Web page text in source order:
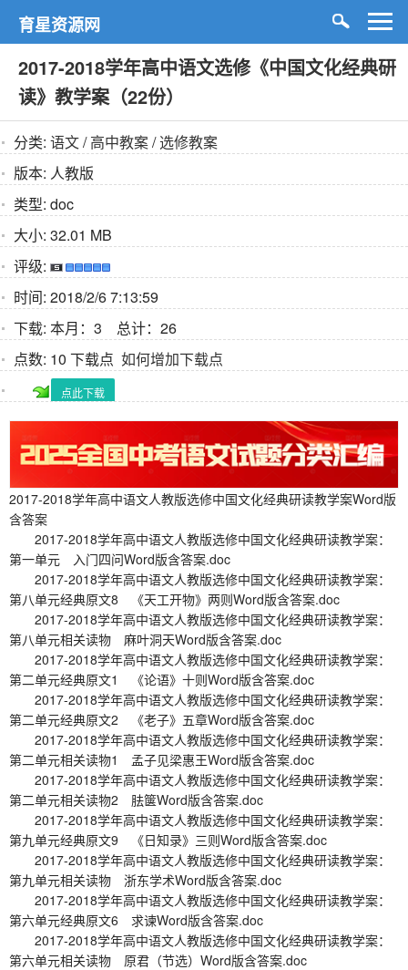
育星资源网
2017-2018学年高中语文选修《中国文化经典研
读》教学案（22份）
分类: 语文/高中教案/选修教案
版本: 人教版
类型: doc
大小: 32.01 MB
评级:
时间: 2018/2/6 7:13:59
下载: 本月：3 总计：26
点数: 10 下载点 如何增加下载点
点此下载
2017-2018学年高中语文人教版选修中国文化经典研读教学案Word版
含答案
2017-2018学年高中语文人教版选修中国文化经典研读教学案：
第一单元 入门四问Word版含答案.doc
2017-2018学年高中语文人教版选修中国文化经典研读教学案：
第八单元经典原文8 《天工开物》两则Word版含答案.doc
2017-2018学年高中语文人教版选修中国文化经典研读教学案：
第八单元相关读物 麻叶洞天Word版含答案.doc
2017-2018学年高中语文人教版选修中国文化经典研读教学案：
第二单元经典原文1 《论语》十则Word版含答案.doc
2017-2018学年高中语文人教版选修中国文化经典研读教学案：
第二单元经典原文2 《老子》五章Word版含答案.doc
2017-2018学年高中语文人教版选修中国文化经典研读教学案：
第二单元相关读物1 孟子见梁惠王Word版含答案.doc
2017-2018学年高中语文人教版选修中国文化经典研读教学案：
第二单元相关读物2 胠箧Word版含答案.doc
2017-2018学年高中语文人教版选修中国文化经典研读教学案：
第九单元经典原文9 《日知录》三则Word版含答案.doc
2017-2018学年高中语文人教版选修中国文化经典研读教学案：
第九单元相关读物 浙东学术Word版含答案.doc
2017-2018学年高中语文人教版选修中国文化经典研读教学案：
第六单元经典原文6 求谏Word版含答案.doc
2017-2018学年高中语文人教版选修中国文化经典研读教学案：
第六单元相关读物 原君（节选）Word版含答案.doc